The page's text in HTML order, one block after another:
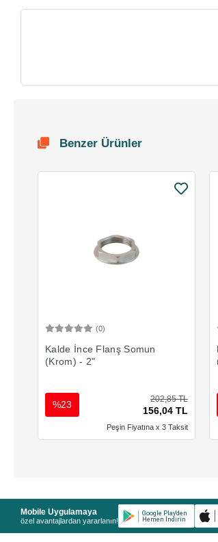
Benzer Ürünler
(0)
Kalde İnce Flanş Somun
(Krom) - 2"
202,85 TL
156,04 TL
%23
Peşin Fiyatına x 3 Taksit
Mobile Uygulamaya
özel avantajlardan yararlanın!